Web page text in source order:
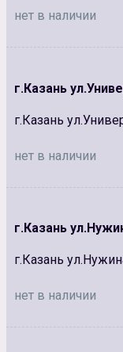
нет в наличии
г.Казань
г.Казань
нет в наличии
г.Казань
г.Казань
нет в наличии